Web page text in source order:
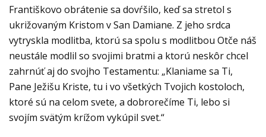
Františkovo obrátenie sa dovŕšilo, keď sa stretol s
ukrižovaným Kristom v San Damiane. Z jeho srdca
vytryskla modlitba, ktorú sa spolu s modlitbou Otče náš
neustále modlil so svojimi bratmi a ktorú neskôr chcel
zahrnúť aj do svojho Testamentu: „Klaniame sa Ti,
Pane Ježišu Kriste, tu i vo všetkých Tvojich kostoloch,
ktoré sú na celom svete, a dobrorečíme Ti, lebo si
svojím svätým krížom vykúpil svet.“